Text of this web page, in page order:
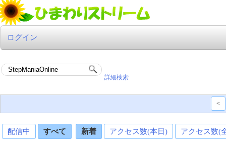
ログイン
詳細検索
<
配信中 すべて 新着 アクセス数(本日) アクセス数(